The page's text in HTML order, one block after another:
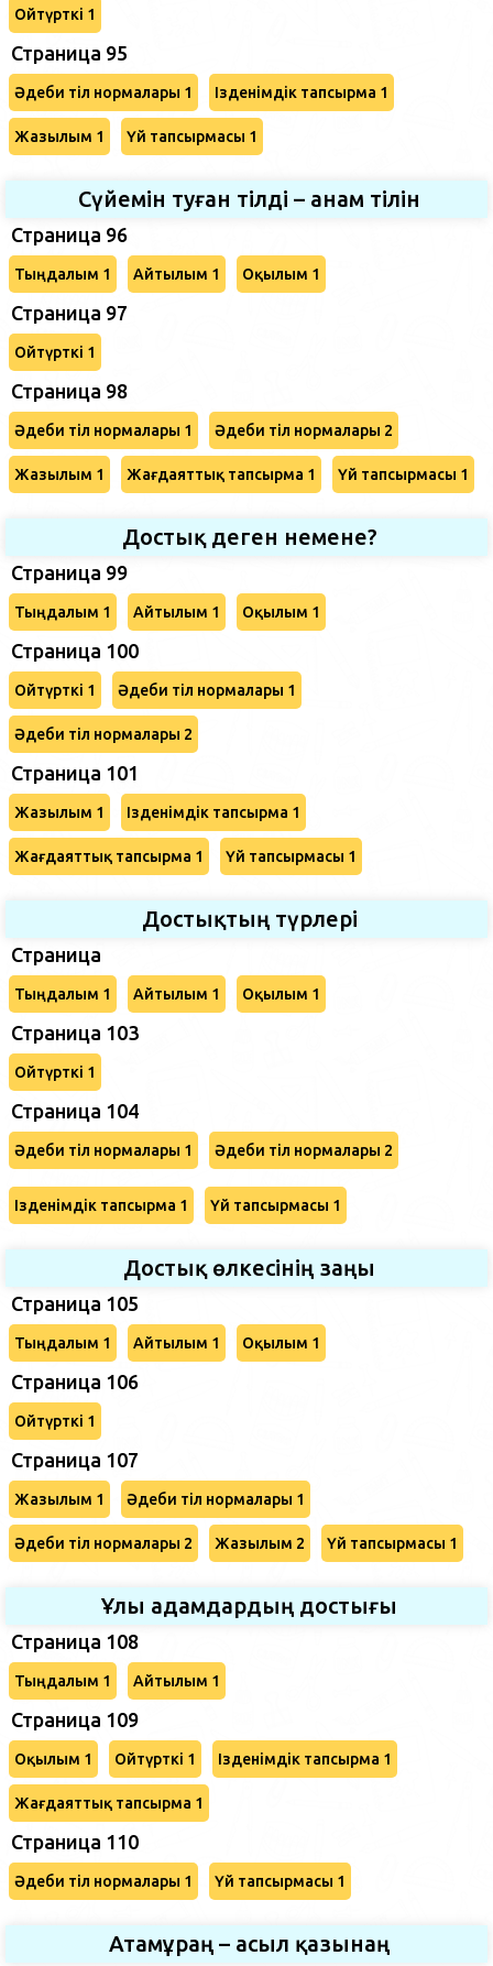
Ойтүрткі 1
Страница 95
Әдеби тіл нормалары 1 Ізденімдік тапсырма 1
Жазылым 1 Үй тапсырмасы 1
Сүйемін туған тілді – анам тілін
Страница 96
Тыңдалым 1 Айтылым 1 Оқылым 1
Страница 97
Ойтүрткі 1
Страница 98
Әдеби тіл нормалары 1 Әдеби тіл нормалары 2
Жазылым 1 Жағдаяттық тапсырма 1 Үй тапсырмасы 1
Достық деген немене?
Страница 99
Тыңдалым 1 Айтылым 1 Оқылым 1
Страница 100
Ойтүрткі 1 Әдеби тіл нормалары 1
Әдеби тіл нормалары 2
Страница 101
Жазылым 1 Ізденімдік тапсырма 1
Жағдаяттық тапсырма 1 Үй тапсырмасы 1
Достықтың түрлері
Страница
Тыңдалым 1 Айтылым 1 Оқылым 1
Страница 103
Ойтүрткі 1
Страница 104
Әдеби тіл нормалары 1 Әдеби тіл нормалары 2
Ізденімдік тапсырма 1 Үй тапсырмасы 1
Достық өлкесінің заңы
Страница 105
Тыңдалым 1 Айтылым 1 Оқылым 1
Страница 106
Ойтүрткі 1
Страница 107
Жазылым 1 Әдеби тіл нормалары 1
Әдеби тіл нормалары 2 Жазылым 2 Үй тапсырмасы 1
Ұлы адамдардың достығы
Страница 108
Тыңдалым 1 Айтылым 1
Страница 109
Оқылым 1 Ойтүрткі 1 Ізденімдік тапсырма 1
Жағдаяттық тапсырма 1
Страница 110
Әдеби тіл нормалары 1 Үй тапсырмасы 1
Атамұраң – асыл қазынаң